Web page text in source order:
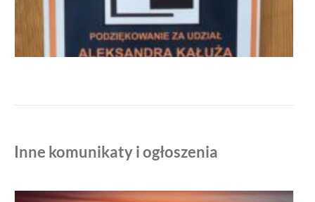
Inne komunikaty i ogłoszenia